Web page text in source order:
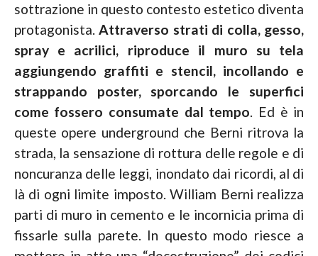
sottrazione in questo contesto estetico diventa
protagonista.Attraverso strati di colla, gesso,
spray e acrilici, riproduce il muro su tela
aggiungendo graffiti e stencil, incollando e
strappando poster, sporcando le superfici
come fossero consumate dal tempo. Ed è in
queste opere underground che Berni ritrova la
strada, la sensazione di rottura delle regole e di
noncuranza delle leggi, inondato dai ricordi, al di
là di ogni limite imposto. William Berni realizza
parti di muro in cemento e le incornicia prima di
fissarle sulla parete. In questo modo riesce a